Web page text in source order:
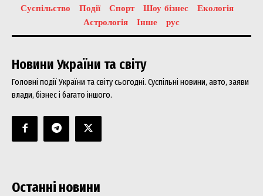
Суспільство
Події Спорт Шоу бізнес
Екологія
Астрологія
Інше рус
Новини України та світу
Головні події України та світу сьогодні. Суспільні новини, авто, заяви
влади, бізнес і багато іншого.
Останні новини